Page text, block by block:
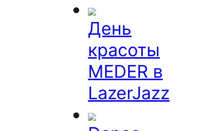
День
красоты
MEDER в
LazerJazz